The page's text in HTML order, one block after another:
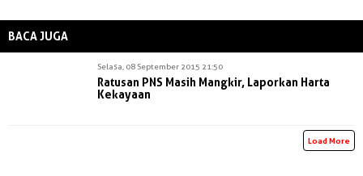
BACA JUGA
Selasa, 08 September 2015 21:50
Ratusan PNS Masih Mangkir, Laporkan Harta
Kekayaan
Load More